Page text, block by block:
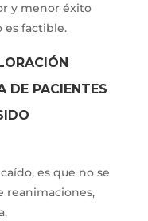
y menor éxito
es factible.
DE PACIENTES
es que no se
reanimaciones,